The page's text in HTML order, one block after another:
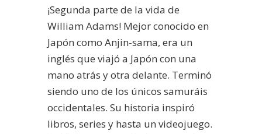
¡Segunda parte de la vida de
William Adams! Mejor conocido en
Japón como Anjin-sama, era un
inglés que viajó a Japón con una
mano atrás y otra delante. Terminó
siendo uno de los únicos samuráis
occidentales. Su historia inspiró
libros, series y hasta un videojuego.